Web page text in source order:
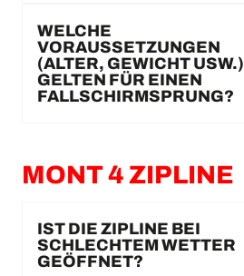
WELCHE
VORAUSSETZUNGEN
(ALTER, GEWICHT USW.)
GELTEN FÜR EINEN
FALLSCHIRMSPRUNG?
MONT 4 ZIPLINE
IST DIE ZIPLINE BEI
SCHLECHTEM WETTER
GEÖFFNET?